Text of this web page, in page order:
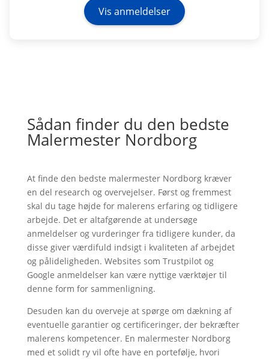
Vis anmeldelser
Sådan finder du den bedste
Malermester Nordborg
At finde den bedste malermester Nordborg kræver
en del research og overvejelser. Først og fremmest
skal du tage højde for malerens erfaring og tidligere
arbejde. Det er altafgørende at undersøge
anmeldelser og vurderinger fra tidligere kunder, da
disse giver værdifuld indsigt i kvaliteten af arbejdet
og pålideligheden. Websites som Trustpilot og
Google anmeldelser kan være nyttige værktøjer til
denne form for sammenligning.
Desuden kan du overveje at spørge om dækning af
eventuelle garantier og certificeringer, der bekræfter
malerens kompetencer. En malermester Nordborg
med et solidt ry vil ofte have en portefølje, hvori